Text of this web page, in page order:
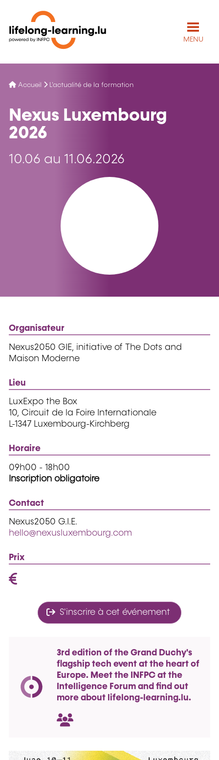
MENU
Accueil L'actualité de la formation
Nexus Luxembourg
2026
10.06 au 11.06.2026
Organisateur
Nexus2050 GIE, initiative of The Dots and
Maison Moderne
Lieu
LuxExpo the Box
10, Circuit de la Foire Internationale
L-1347 Luxembourg-Kirchberg
Horaire
09h00 - 18h00
Inscription obligatoire
Contact
Nexus2050 G.I.E.
hello@nexusluxembourg.com
Prix
S'inscrire à cet événement
3rd edition of the Grand Duchy's
flagship tech event at the heart of
Europe. Meet the INFPC at the
Intelligence Forum and find out
more about lifelong-learning.lu.